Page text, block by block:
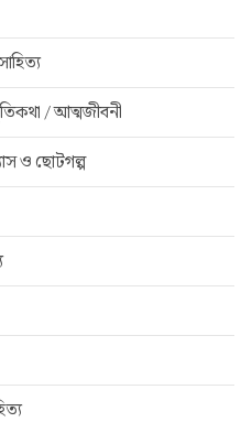
/ আত্মজীবনী
ও ছোটগল্প